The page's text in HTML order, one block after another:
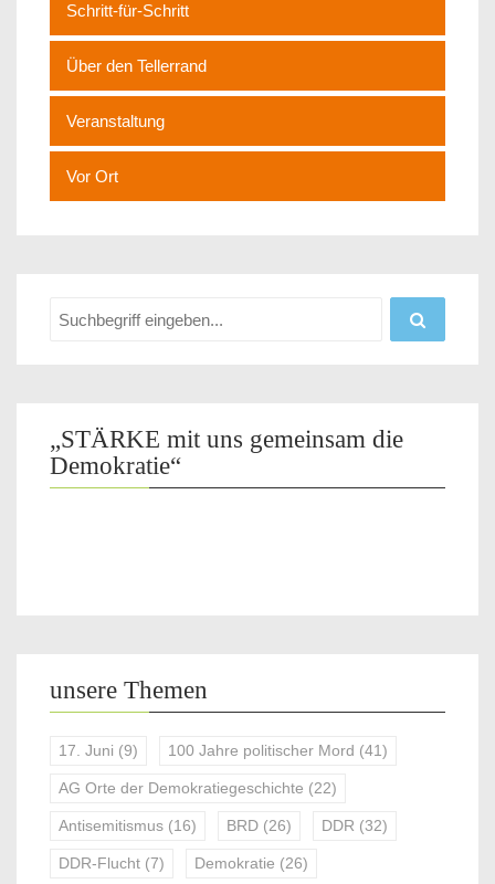
Schritt-für-Schritt
Über den Tellerrand
Veranstaltung
Vor Ort
„STÄRKE mit uns gemeinsam die
Demokratie“
unsere Themen
17. Juni (9) 100 Jahre politischer Mord (41)
AG Orte der Demokratiegeschichte (22)
Antisemitismus (16) BRD (26) DDR (32)
DDR-Flucht (7) Demokratie (26)